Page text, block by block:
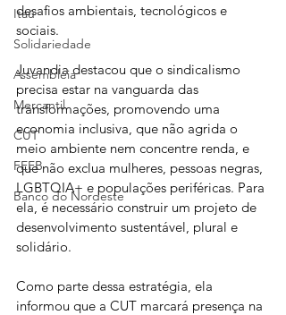
Itaú
Solidariedade
Assembleia
Mercantil
CUT
FEEB
Banco do Nordeste
desafios ambientais, tecnológicos e
sociais.
Juvandia destacou que o sindicalismo
precisa estar na vanguarda das
transformações, promovendo uma
economia inclusiva, que não agrida o
meio ambiente nem concentre renda, e
que não exclua mulheres, pessoas negras,
LGBTQIA+ e populações periféricas. Para
ela, é necessário construir um projeto de
desenvolvimento sustentável, plural e
solidário.
Como parte dessa estratégia, ela
informou que a CUT marcará presença na